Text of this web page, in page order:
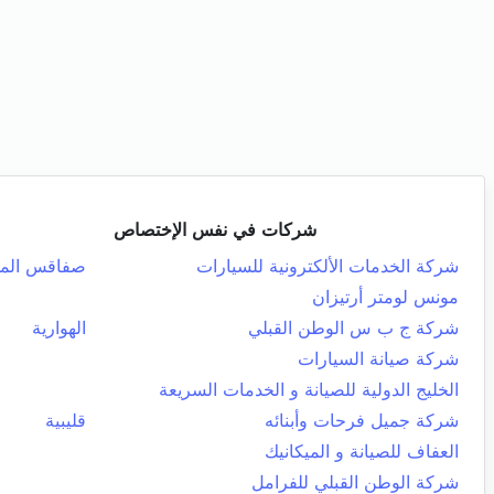
شركات في نفس الإختصاص
شركة الخدمات الألكترونية للسيارات
صفاقس
مونس لومتر أرتيزان
شركة ج ب س الوطن القبلي
الهوارية
شركة صيانة السيارات
الخليج الدولية للصيانة و الخدمات السريعة
شركة جميل فرحات وأبنائه
قليبية
العفاف للصيانة و الميكانيك
شركة الوطن القبلي للفرامل